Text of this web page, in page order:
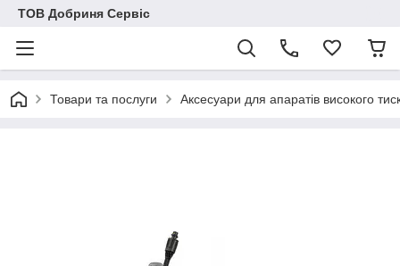
ТОВ Добриня Сервіс
Товари та послуги Аксесуари для апаратів високого